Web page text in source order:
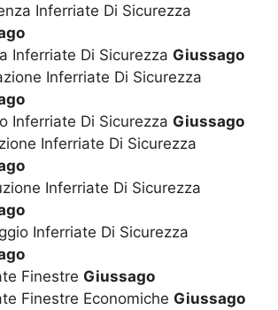
Inferriate Di Sicurezza
Inferriate Di Sicurezza Giussago
Inferriate Di Sicurezza
Inferriate Di Sicurezza Giussago
Inferriate Di Sicurezza
Inferriate Di Sicurezza
Inferriate Di Sicurezza
Finestre Giussago
Finestre Economiche Giussago